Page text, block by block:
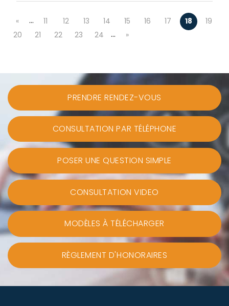
« … 11 12 13 14 15 16 17 18
19
20
21 22 23 24 … »
PRENDRE RENDEZ-VOUS
CONSULTATION PAR TÉLÉPHONE
POSER UNE QUESTION SIMPLE
CONSULTATION VIDEO
MODÈLES À TÉLÉCHARGER
RÈGLEMENT D'HONORAIRES